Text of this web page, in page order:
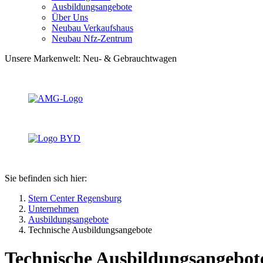
Ausbildungsangebote
Über Uns
Neubau Verkaufshaus
Neubau Nfz-Zentrum
Unsere Markenwelt: Neu- & Gebrauchtwagen
Sie befinden sich hier:
Stern Center Regensburg
Unternehmen
Ausbildungsangebote
Technische Ausbildungsangebote
Technische